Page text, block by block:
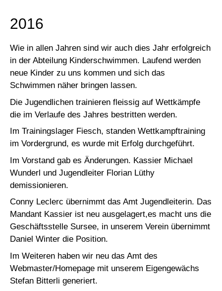
2016
Wie in allen Jahren sind wir auch dies Jahr erfolgreich
in der Abteilung Kinderschwimmen. Laufend werden
neue Kinder zu uns kommen und sich das
Schwimmen näher bringen lassen.
Die Jugendlichen trainieren fleissig auf Wettkämpfe
die im Verlaufe des Jahres bestritten werden.
Im Trainingslager Fiesch, standen Wettkampftraining
im Vordergrund, es wurde mit Erfolg durchgeführt.
Im Vorstand gab es Änderungen. Kassier Michael
Wunderl und Jugendleiter Florian Lüthy
demissionieren.
Conny Leclerc übernimmt das Amt Jugendleiterin. Das
Mandant Kassier ist neu ausgelagert,es macht uns die
Geschäftsstelle Sursee, in unserem Verein übernimmt
Daniel Winter die Position.
Im Weiteren haben wir neu das Amt des
Webmaster/Homepage mit unserem Eigengewächs
Stefan Bitterli generiert.